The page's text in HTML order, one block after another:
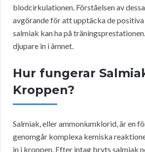
blodcirkulationen. Förståelsen av
avgörande för att upptäcka de
salmiak kan ha på
djupare in i ämnet.
Hur fungerar
Kroppen?
Salmiak, eller ammoniumklorid, är en
genomgår komplexa kemiska
in i kroppen. Efter intag bryts salmiak